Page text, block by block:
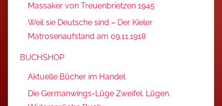
Massaker von Treuenbrietzen 1945
Weil sie Deutsche sind – Der Kieler
Matrosenaufstand am 09.11.1918
BUCHSHOP
Aktuelle Bücher im Handel
Die Germanwings-Lüge Zweifel. Lügen.